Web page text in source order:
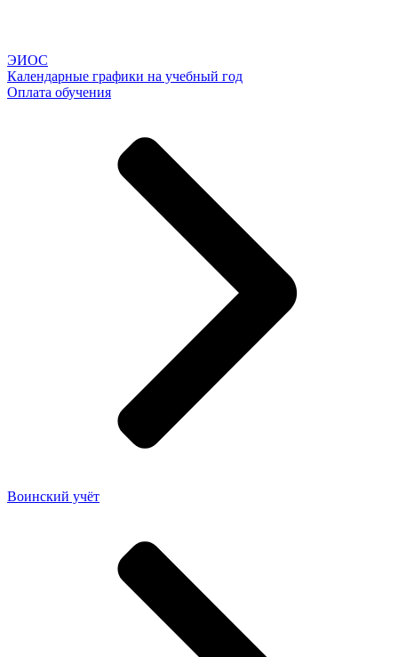
ЭИОС
Календарные графики на учебный год
Оплата обучения
Воинский учёт